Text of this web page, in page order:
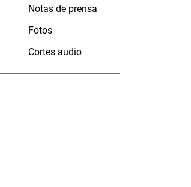
Notas de prensa
Fotos
Cortes audio